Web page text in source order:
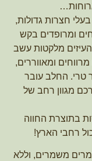
חצרות גדולות,
ומרופדים בקש
מלקטות עשב
ומאווררים,
טרי. החלב עובר
מגוון רחב של
בתוצרת החווה
רחבי הארץ!
משמרים, וללא